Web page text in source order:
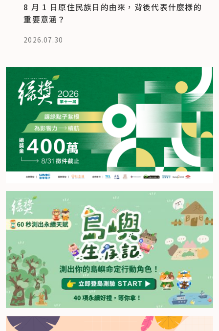
8 月 1 日原住民族日的由來，背後代表什麼樣的
重要意涵？
2026.07.30